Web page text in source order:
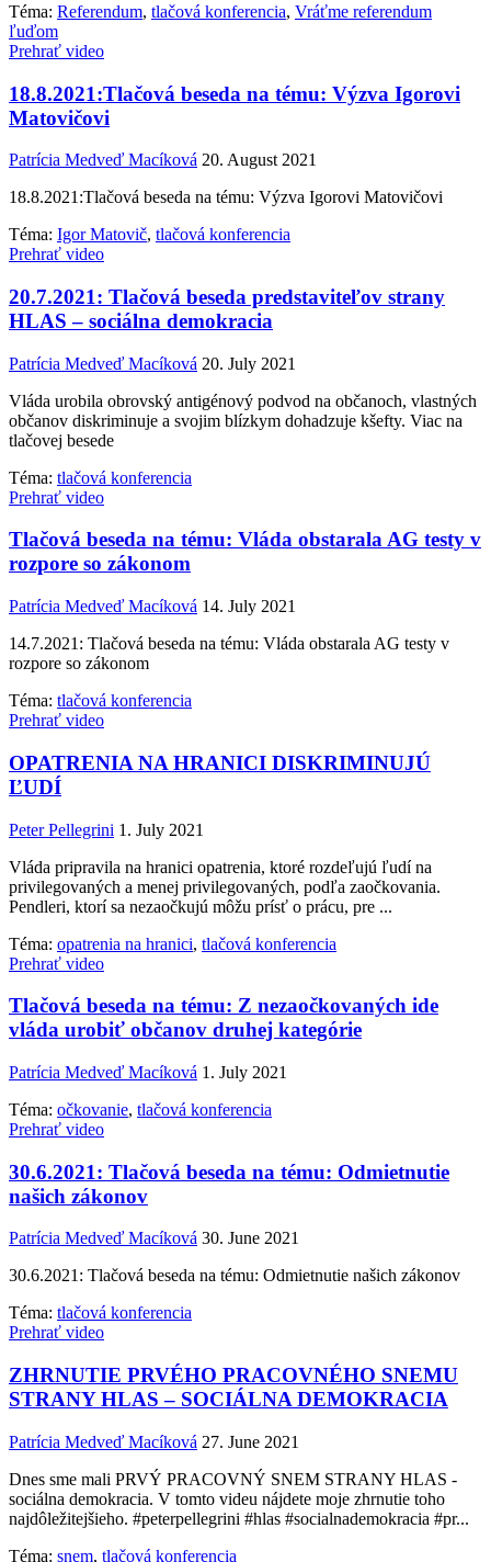
Téma: Referendum, tlačová konferencia, Vráťme referendum
ľuďom
Prehrať video
18.8.2021:Tlačová beseda na tému: Výzva Igorovi
Matovičovi
Patrícia Medveď Macíková 20. August 2021
18.8.2021:Tlačová beseda na tému: Výzva Igorovi Matovičovi
Téma: Igor Matovič, tlačová konferencia
Prehrať video
20.7.2021: Tlačová beseda predstaviteľov strany
HLAS – sociálna demokracia
Patrícia Medveď Macíková 20. July 2021
Vláda urobila obrovský antigénový podvod na občanoch, vlastných
občanov diskriminuje a svojim blízkym dohadzuje kšefty. Viac na
tlačovej besede
Téma: tlačová konferencia
Prehrať video
Tlačová beseda na tému: Vláda obstarala AG testy v
rozpore so zákonom
Patrícia Medveď Macíková 14. July 2021
14.7.2021: Tlačová beseda na tému: Vláda obstarala AG testy v
rozpore so zákonom
Téma: tlačová konferencia
Prehrať video
OPATRENIA NA HRANICI DISKRIMINUJÚ
ĽUDÍ
Peter Pellegrini 1. July 2021
Vláda pripravila na hranici opatrenia, ktoré rozdeľujú ľudí na
privilegovaných a menej privilegovaných, podľa zaočkovania.
Pendleri, ktorí sa nezaočkujú môžu prísť o prácu, pre ...
Téma: opatrenia na hranici, tlačová konferencia
Prehrať video
Tlačová beseda na tému: Z nezaočkovaných ide
vláda urobiť občanov druhej kategórie
Patrícia Medveď Macíková 1. July 2021
Téma: očkovanie, tlačová konferencia
Prehrať video
30.6.2021: Tlačová beseda na tému: Odmietnutie
našich zákonov
Patrícia Medveď Macíková 30. June 2021
30.6.2021: Tlačová beseda na tému: Odmietnutie našich zákonov
Téma: tlačová konferencia
Prehrať video
ZHRNUTIE PRVÉHO PRACOVNÉHO SNEMU
STRANY HLAS – SOCIÁLNA DEMOKRACIA
Patrícia Medveď Macíková 27. June 2021
Dnes sme mali PRVÝ PRACOVNÝ SNEM STRANY HLAS -
sociálna demokracia. V tomto videu nájdete moje zhrnutie toho
najdôležitejšieho. #peterpellegrini #hlas #socialnademokracia #pr...
Téma: snem, tlačová konferencia